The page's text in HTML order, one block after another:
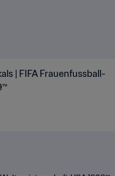
| FIFA Frauenfussball-